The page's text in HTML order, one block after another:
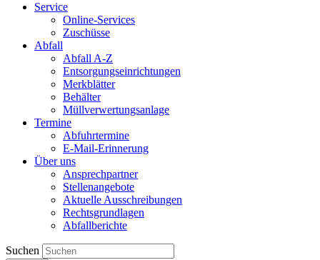
Service
Online-Services
Zuschüsse
Abfall
Abfall A-Z
Entsorgungseinrichtungen
Merkblätter
Behälter
Müllverwertungsanlage
Termine
Abfuhrtermine
E-Mail-Erinnerung
Über uns
Ansprechpartner
Stellenangebote
Aktuelle Ausschreibungen
Rechtsgrundlagen
Abfallberichte
Suchen